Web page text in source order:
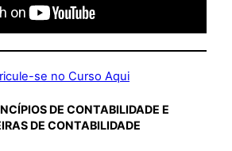
se no Curso Aqui
DE CONTABILIDADE E
DE CONTABILIDADE